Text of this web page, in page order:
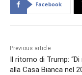
Facebook
Previous article
Il ritorno di Trump: “Di
alla Casa Bianca nel